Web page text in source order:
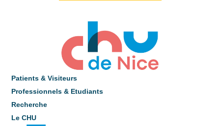
Patients & Visiteurs
Professionnels & Etudiants
Recherche
Le CHU